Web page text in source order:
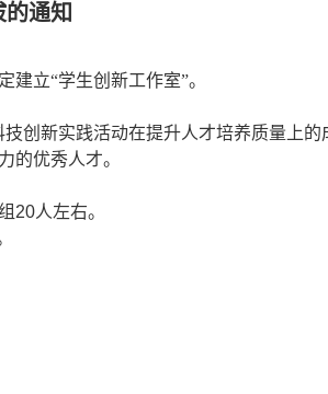
通知
立“学生创新工作室”。
创新实践活动在提升人才培养质量上的
的优秀人才。
20人左右。